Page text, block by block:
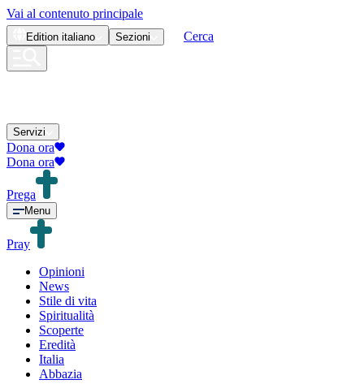
Vai al contenuto principale
Edition italiano Sezioni Cerca
Servizi
Dona ora
Dona ora
Prega
Menu
Pray
Opinioni
News
Stile di vita
Spiritualità
Scoperte
Eredità
Italia
Abbazia